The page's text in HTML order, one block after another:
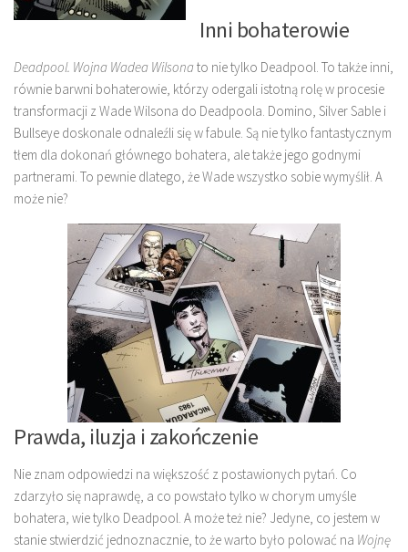
Inni bohaterowie
Deadpool. Wojna Wadea Wilsonato nie tylko Deadpool. To także inni,
równie barwni bohaterowie, którzy odergali istotną rolę w procesie
transformacji z Wade Wilsona do Deadpoola. Domino, Silver Sable i
Bullseye doskonale odnaleźli się w fabule. Są nie tylko fantastycznym
tłem dla dokonań głównego bohatera, ale także jego godnymi
partnerami. To pewnie dlatego, że Wade wszystko sobie wymyślił. A
może nie?
Prawda, iluzja i zakończenie
Nie znam odpowiedzi na większość z postawionych pytań. Co
zdarzyło się naprawdę, a co powstało tylko w chorym umyśle
bohatera, wie tylko Deadpool. A może też nie? Jedyne, co jestem w
stanie stwierdzić jednoznacznie, to że warto było polować na Wojnę